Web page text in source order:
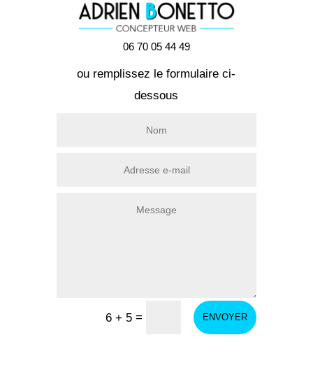
06 70 05 44 49
ou remplissez le formulaire ci-
dessous
6 + 5 = ENVOYER